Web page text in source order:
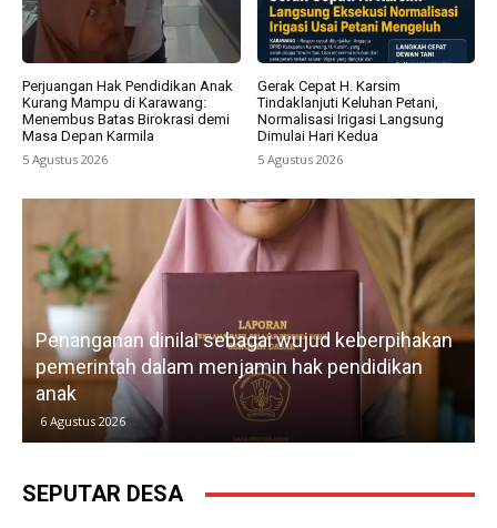
Perjuangan Hak Pendidikan Anak
Kurang Mampu di Karawang:
Menembus Batas Birokrasi demi
Masa Depan Karmila
5 Agustus 2026
Gerak Cepat H. Karsim
Tindaklanjuti Keluhan Petani,
Normalisasi Irigasi Langsung
Dimulai Hari Kedua
5 Agustus 2026
Penanganan dinilai sebagai wujud keberpihakan
pemerintah dalam menjamin hak pendidikan
anak
6 Agustus 2026
SEPUTAR DESA